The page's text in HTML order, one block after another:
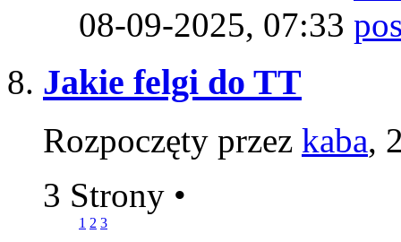
08-09-2025, 07:33
Jakie felgi do TT
Rozpoczęty przez kaba,
3 Strony •
1 2 3